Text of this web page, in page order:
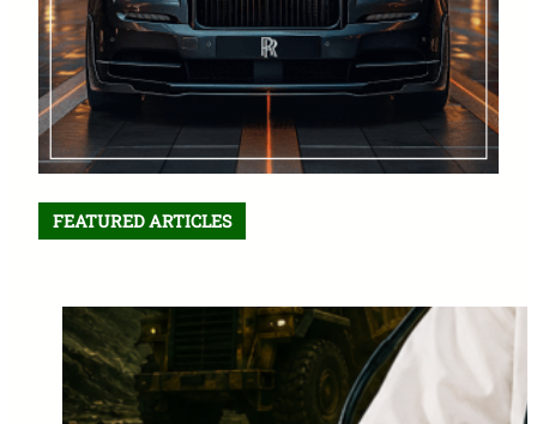
FEATURED ARTICLES